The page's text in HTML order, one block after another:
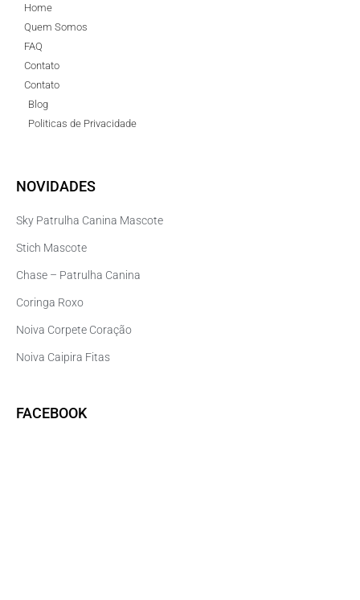
Home
Quem Somos
FAQ
Contato
Contato
Blog
Politicas de Privacidade
NOVIDADES
Sky Patrulha Canina Mascote
Stich Mascote
Chase – Patrulha Canina
Coringa Roxo
Noiva Corpete Coração
Noiva Caipira Fitas
FACEBOOK